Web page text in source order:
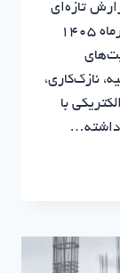
تازه‌ای
از روند پیشرفت پروژه آپادانا تهران در تیرماه ۱۴۰۵
نازک‌کاری،
با
داشته…